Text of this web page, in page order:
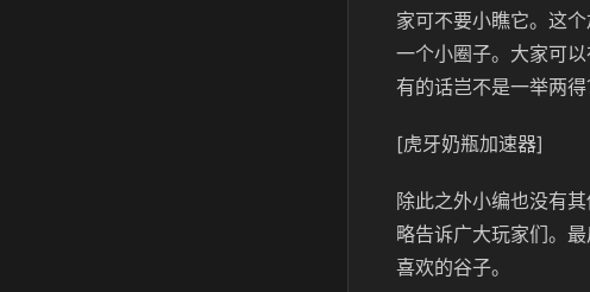
家可不要小瞧它。这
一个小圈子。大家可
有的话岂不是一举两得
[虎牙奶瓶加速器]
除此之外小编也没有
略告诉广大玩家们。
喜欢的谷子。